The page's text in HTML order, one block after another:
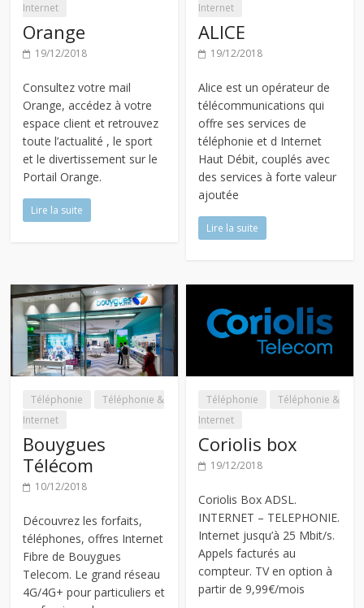
Internet
Orange
19/12/2018
Consultez votre mail
Orange, accédez à votre
espace client et retrouvez
toute l’actualité , le sport
et le divertissement sur le
Portail Orange.
Lire la suite
Internet
ALICE
19/12/2018
Alice est un opérateur de
télécommunications qui
offre ses services de
téléphonie et d Internet
Haut Débit, couplés avec
des services à forte valeur
ajoutée
Lire la suite
Téléphonie
Téléphonie &
Internet
Bouygues
Télécom
10/12/2018
Découvrez les forfaits,
téléphones, offres Internet
Fibre de Bouygues
Telecom. Le grand réseau
4G/4G+ pour particuliers et
Téléphonie
Téléphonie &
Internet
Coriolis box
19/12/2018
Coriolis Box ADSL.
INTERNET – TELEPHONIE.
Internet jusqu’à 25 Mbit/s.
Appels facturés au
compteur. TV en option à
partir de 9,99€/mois